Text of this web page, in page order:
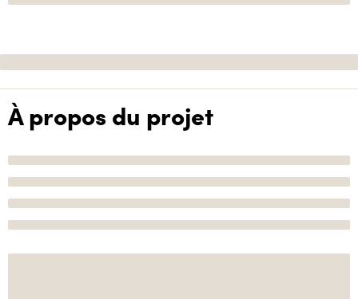
À propos du projet